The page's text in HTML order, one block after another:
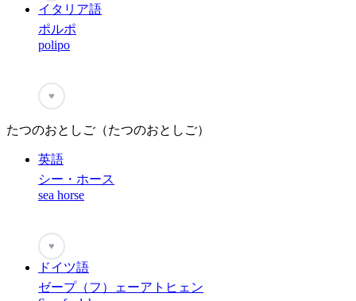
イタリア語
ポルポ
polipo
♥
たつのおとしご（たつのおとしご）
英語
シー・ホース
sea horse
♥
ドイツ語
ゼープ（フ）ェーアトヒェン